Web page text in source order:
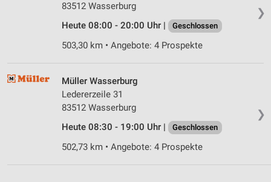
❯
83512 Wasserburg
Heute 08:00 - 20:00 Uhr |
Geschlossen
503,30 km • Angebote: 4 Prospekte
❯
Müller Wasserburg
Ledererzeile 31
83512 Wasserburg
Heute 08:30 - 19:00 Uhr |
Geschlossen
502,73 km • Angebote: 4 Prospekte
Erstellung von Profilen für personalisierte
Erstellung von Profilen zur Personalisierung
von Inhalten
Verwendung von Profilen zur Auswahl